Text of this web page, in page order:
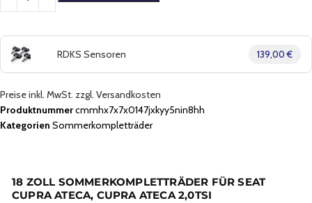
RDKS Sensoren 139,00 €
Preise inkl. MwSt. zzgl. Versandkosten
Produktnummercmmhx7x7x0147jxkyy5nin8hh
Kategorien Sommerkompletträder
18 ZOLL SOMMERKOMPLETTRÄDER FÜR SEAT
CUPRA ATECA, CUPRA ATECA 2,0TSI